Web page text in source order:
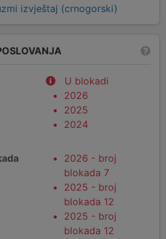
izvještaj (crnogorski)
U blokadi
2026
2025
2024
2026 - broj
blokada 7
2025 - broj
blokada 12
2025 - broj
blokada 12